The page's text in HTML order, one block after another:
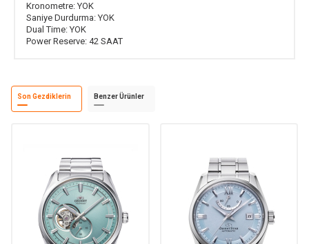
Kronometre: YOK
Saniye Durdurma: YOK
Dual Time: YOK
Power Reserve: 42 SAAT
Son Gezdiklerin Benzer Ürünler